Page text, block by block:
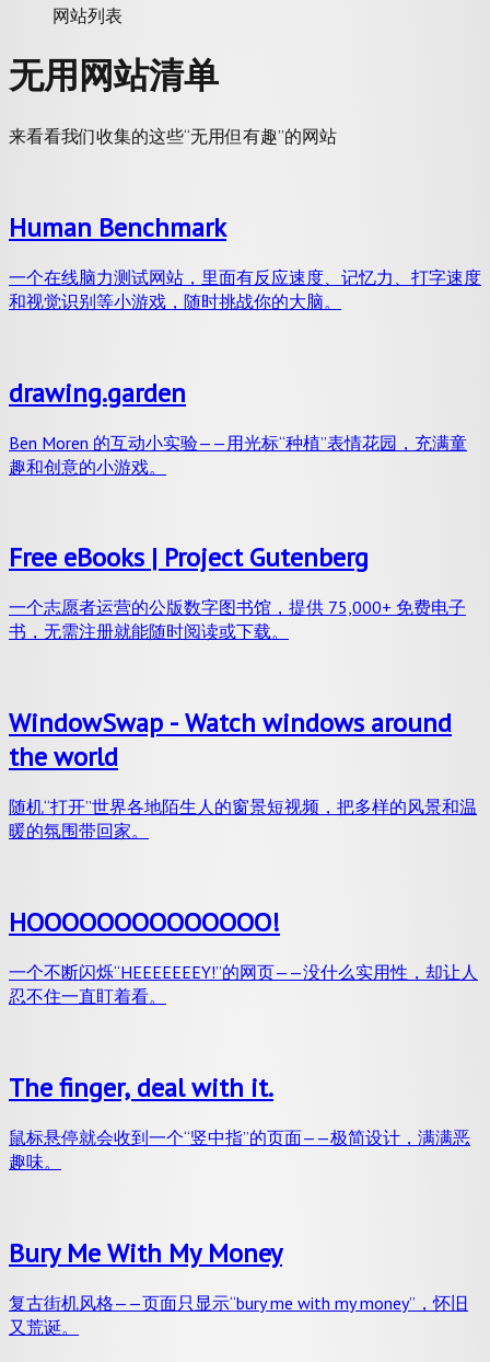
网站列表
无用网站清单
来看看我们收集的这些“无用但有趣”的网站
Human Benchmark
一个在线脑力测试网站，里面有反应速度、记忆力、打字速度
和视觉识别等小游戏，随时挑战你的大脑。
drawing.garden
Ben Moren 的互动小实验——用光标“种植”表情花园，充满童
趣和创意的小游戏。
Free eBooks | Project Gutenberg
一个志愿者运营的公版数字图书馆，提供 75,000+ 免费电子
书，无需注册就能随时阅读或下载。
WindowSwap - Watch windows around
the world
随机“打开”世界各地陌生人的窗景短视频，把多样的风景和温
暖的氛围带回家。
HOOOOOOOOOOOOOO!
一个不断闪烁“HEEEEEEEY!”的网页——没什么实用性，却让人
忍不住一直盯着看。
The finger, deal with it.
鼠标悬停就会收到一个“竖中指”的页面——极简设计，满满恶
趣味。
Bury Me With My Money
复古街机风格——页面只显示“bury me with my money”，怀旧
又荒诞。